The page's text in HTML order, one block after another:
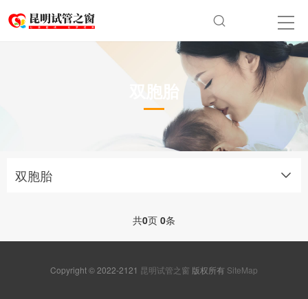
双胞胎
双胞胎
共0页 0条
Copyright © 2022-2121 昆明试管之窗 版权所有 SiteMap